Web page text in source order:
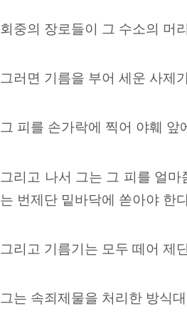
회중의 장로들이 그 수소의 머
그러면 기름을 부어 세운 사제
그 피를 손가락에 찍어 야훼
그리고 나서 그는 그 피를 얼
는 번제단 밑바닥에 쏟아야 한
그리고 기름기는 모두 떼어 제
그는 속죄제물을 처리한 방식